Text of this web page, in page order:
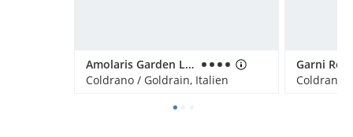
Amolaris Garden Lodges & Guesthouse
Coldrano / Goldrain, Italien
Coldrano